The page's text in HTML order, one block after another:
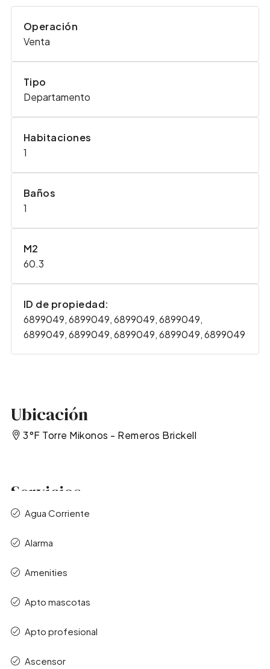
Operación
Venta
Tipo
Departamento
Habitaciones
1
Baños
1
M2
60.3
ID de propiedad:
6899049, 6899049, 6899049, 6899049,
6899049, 6899049, 6899049, 6899049, 6899049
Ubicación
3°F Torre Mikonos - Remeros Brickell
Servicios
Agua Corriente
Alarma
Amenities
Apto mascotas
Apto profesional
Ascensor